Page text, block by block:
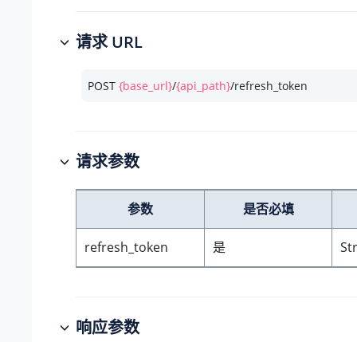
请求 URL
POST {base_url}/{api_path}/refresh_token
请求参数
参数 是否必填
refresh_token 是
响应参数